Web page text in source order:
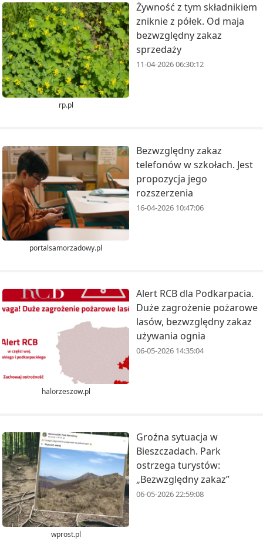
rp.pl
Żywność z tym składnikiem
zniknie z półek. Od maja
bezwzględny zakaz
sprzedaży
11-04-2026 06:30:12
portalsamorzadowy.pl
Bezwzględny zakaz
telefonów w szkołach. Jest
propozycja jego
rozszerzenia
16-04-2026 10:47:06
halorzeszow.pl
Alert RCB dla Podkarpacia.
Duże zagrożenie pożarowe
lasów, bezwzględny zakaz
używania ognia
06-05-2026 14:35:04
wprost.pl
Groźna sytuacja w
Bieszczadach. Park
ostrzega turystów:
„Bezwzględny zakaz”
06-05-2026 22:59:08